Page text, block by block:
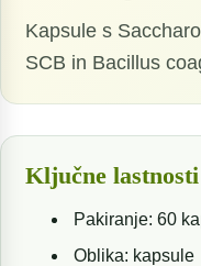
Kapsule s
SCB in Bacillus
Ključne lastnosti
Pakiranje: 60
Oblika: kapsule